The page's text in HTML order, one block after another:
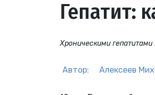
Гепатит:
Хроническими
Автор: Алексеев